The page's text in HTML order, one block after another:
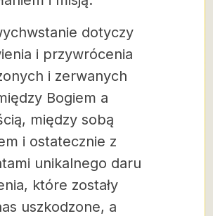
dotyczy
i przywrócenia
i zerwanych
Bogiem a
między sobą
i ostatecznie z
unikalnego daru
które zostały
uszkodzone, a